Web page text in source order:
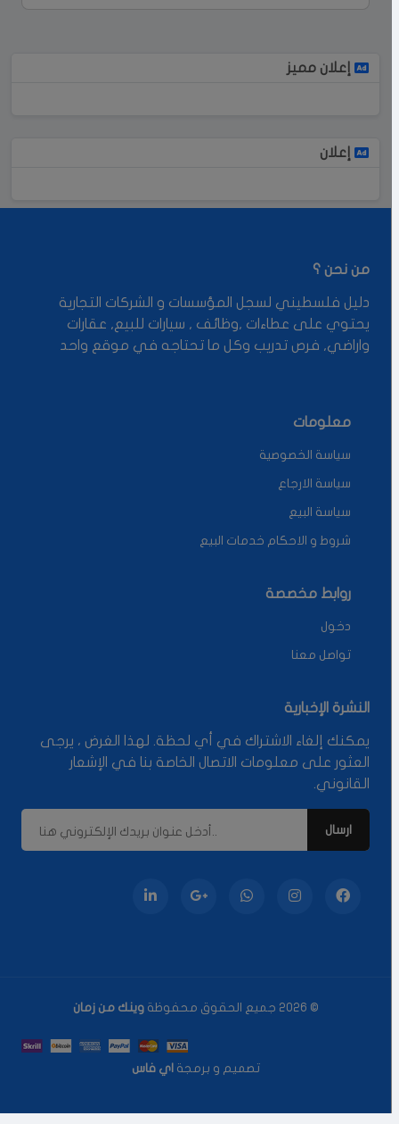
إعلان مميز
إعلان
من نحن ؟
دليل فلسطيني لسجل المؤسسات و الشركات التجارية
يحتوي على عطاءات ,وظائف , سيارات للبيع, عقارات
واراضي, فرص تدريب وكل ما تحتاجه في موقع واحد
معلومات
سياسة الخصوصية
سياسة الارجاع
سياسة البيع
شروط و الاحكام خدمات البيع
روابط مخصصة
دخول
تواصل معنا
النشرة الإخبارية
يمكنك إلغاء الاشتراك في أي لحظة. لهذا الغرض ، يرجى
العثور على معلومات الاتصال الخاصة بنا في الإشعار
القانوني.
© 2026 جميع الحقوق محفوظة وينك من زمان
تصميم و برمجة اي فاس